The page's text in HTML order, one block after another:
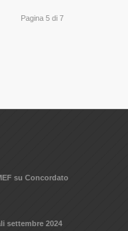
Pagina 5 di 7
su Concordato
settembre 2024